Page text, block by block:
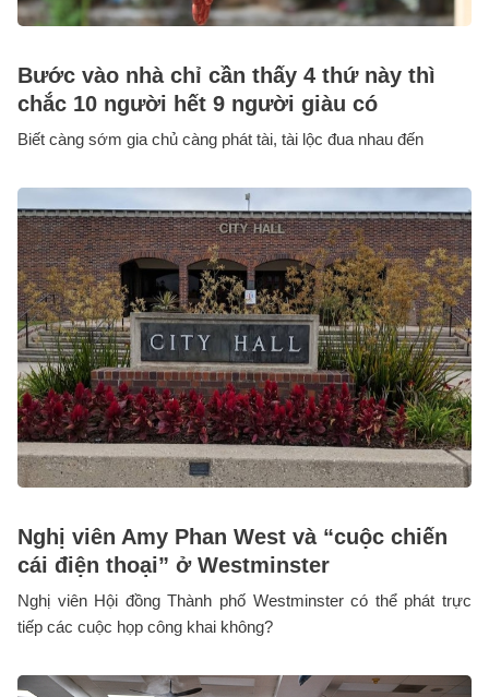
Bước vào nhà chỉ cần thấy 4 thứ này thì
chắc 10 người hết 9 người giàu có
Biết càng sớm gia chủ càng phát tài, tài lộc đua nhau đến
Nghị viên Amy Phan West và “cuộc chiến
cái điện thoại” ở Westminster
Nghị viên Hội đồng Thành phố Westminster có thể phát trực
tiếp các cuộc họp công khai không?